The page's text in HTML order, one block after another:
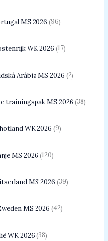
MS 2026 96
WK 2026 17
Arábia MS 2026 2
trainingspak MS 2026 38
WK 2026 9
MS 2026 120
MS 2026 39
MS 2026 42
WK 2026 38